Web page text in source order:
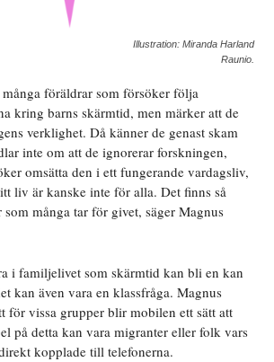
Illustration: Miranda Harland
Raunio.
föräldrar som försöker följa
kring barns skärmtid, men märker att de
verklighet. Då känner de genast skam
inte om att de ignorerar forskningen,
omsätta den i ett fungerande vardagsliv,
liv är kanske inte för alla. Det finns så
många tar för givet, säger Magnus
i familjelivet som skärmtid kan bli en kan
kan även vara en klassfråga. Magnus
för vissa grupper blir mobilen ett sätt att
på detta kan vara migranter eller folk vars
kopplade till telefonerna.